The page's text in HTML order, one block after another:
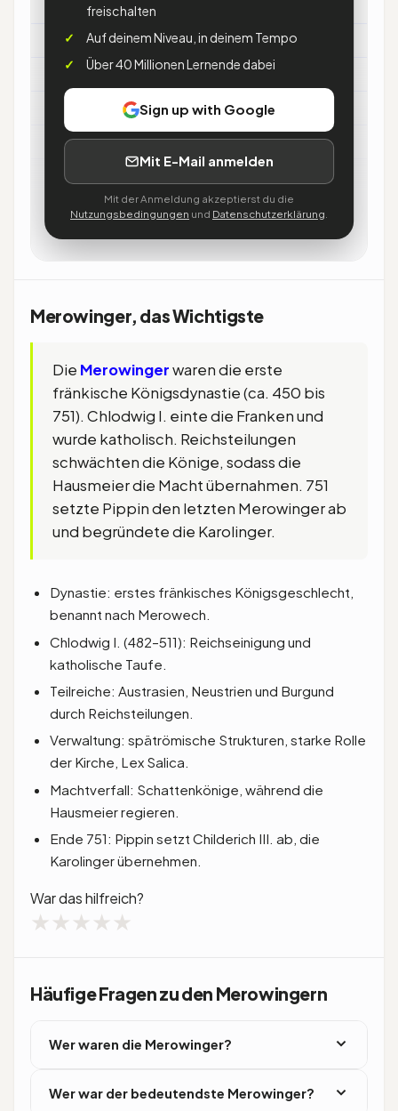
Wer
→ erste Frankendynastie (bis 751)
Größter König
→Chlodwig I.: Einigung + Taufe
freischalten
Auf deinem Niveau, in deinem Tempo
Über 40 Millionen Lernende dabei
Sign up with Google
Mit E-Mail anmelden
Mit der Anmeldung akzeptierst du die
Nutzungsbedingungen und Datenschutzerklärung.
Merowinger, das Wichtigste
Die Merowingerwaren die erste
fränkische Königsdynastie (ca. 450 bis
751). Chlodwig I. einte die Franken und
wurde katholisch. Reichsteilungen
schwächten die Könige, sodass die
Hausmeier die Macht übernahmen. 751
setzte Pippin den letzten Merowinger ab
und begründete die Karolinger.
Dynastie: erstes fränkisches Königsgeschlecht,
benannt nach Merowech.
Chlodwig I. (482–511): Reichseinigung und
katholische Taufe.
Teilreiche: Austrasien, Neustrien und Burgund
durch Reichsteilungen.
Verwaltung: spätrömische Strukturen, starke Rolle
der Kirche, Lex Salica.
Machtverfall: Schattenkönige, während die
Hausmeier regieren.
Ende 751: Pippin setzt Childerich III. ab, die
Karolinger übernehmen.
War das hilfreich?
★ ★ ★ ★ ★
Häufige Fragen zu den Merowingern
Wer waren die Merowinger?
Königsgeschlecht. Sie herrschten von der Mitte
Wer war der bedeutendste Merowinger?